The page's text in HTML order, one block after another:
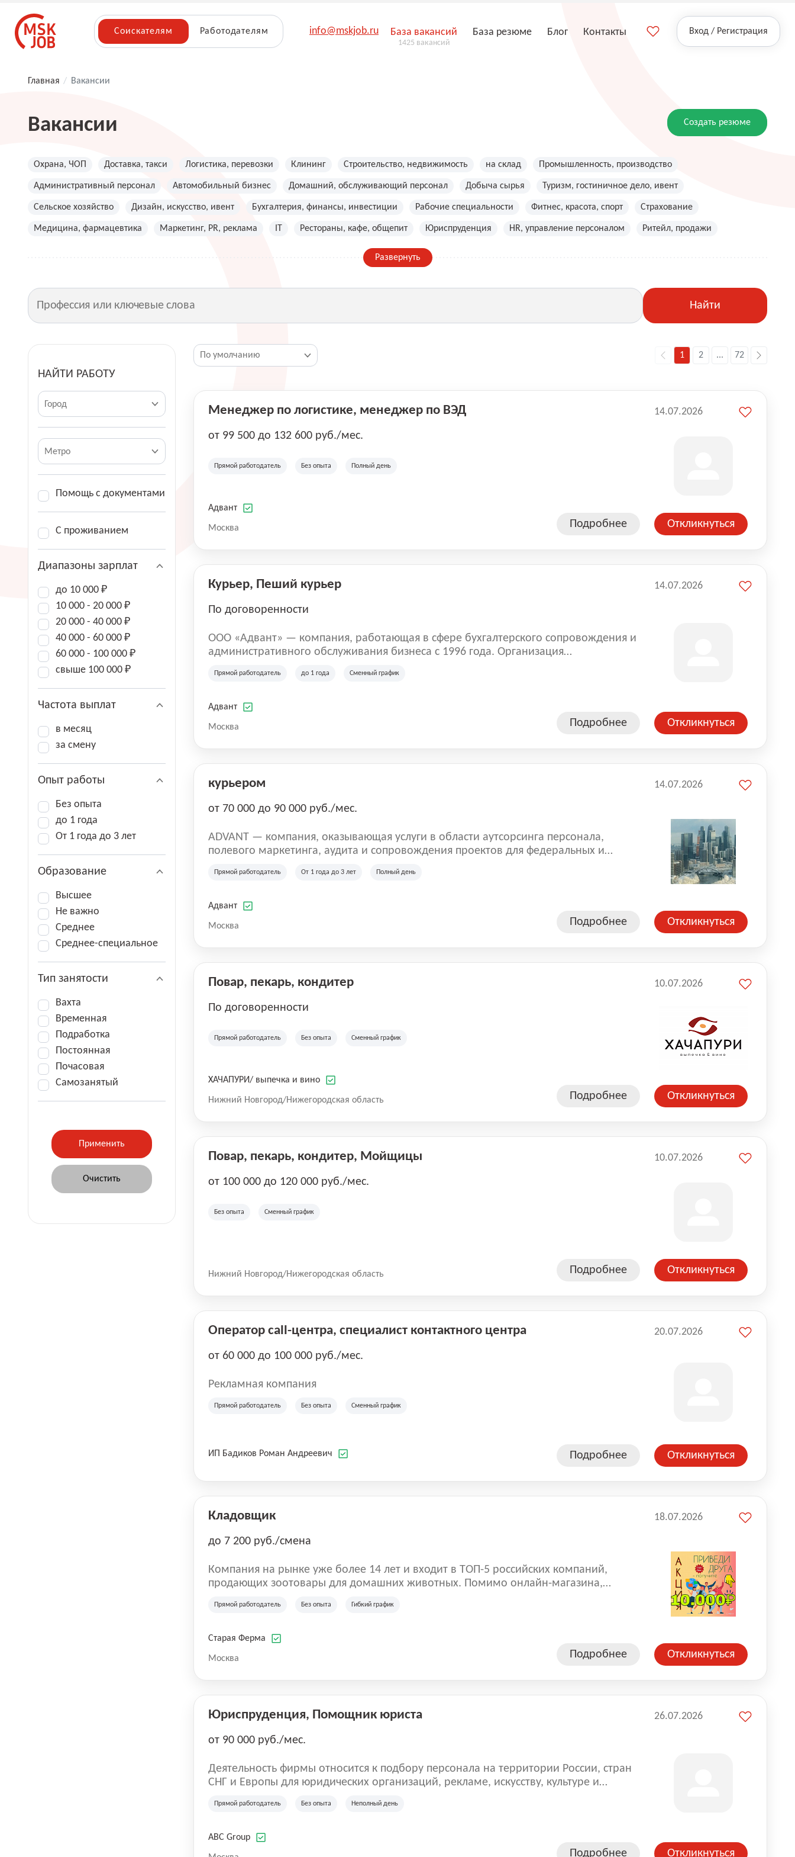
Соискателям Работодателям info@mskjob.ru База вакансий
1425 вакансий
База резюме Блог Контакты Вход / Регистрация
Главная / Вакансии
Вакансии Создать резюме
Охрана, ЧОП Доставка, такси Логистика, перевозки Клининг Строительство, недвижимость на склад Промышленность, производство
Административный персонал Автомобильный бизнес Домашний, обслуживающий персонал Добыча сырья Туризм, гостиничное дело, ивент
Сельское хозяйство Дизайн, искусство, ивент Бухгалтерия, финансы, инвестиции Рабочие специальности Фитнес, красота, спорт Страхование
Медицина, фармацевтика Маркетинг, PR, реклама Рестораны, кафе, общепит Юриспруденция HR, управление персоналом Ритейл, продажи
Развернуть
Найти
НАЙТИ РАБОТУ
Город
Метро
Помощь с документами
С проживанием
Диапазоны зарплат
до 10 000 ₽
10 000 - 20 000 ₽
20 000 - 40 000 ₽
40 000 - 60 000 ₽
60 000 - 100 000 ₽
свыше 100 000 ₽
Частота выплат
в месяц
за смену
Опыт работы
Без опыта
до 1 года
От 1 года до 3 лет
Образование
Высшее
Не важно
Среднее
Среднее-специальное
Тип занятости
Вахта
Временная
Подработка
Постоянная
Почасовая
Самозанятый
1 2 ... 72
Менеджер по логистике, менеджер по ВЭД
от 99 500 до 132 600 руб./мес.
Прямой работодатель Без опыта Полный день
Адвант
Москва Подробнее
14.07.2026
Откликнуться
Курьер, Пеший курьер
По договоренности
ООО «Адвант» — компания, работающая в сфере бухгалтерского сопровождения и
административного обслуживания бизнеса с 1996 года. Организация
юридических лиц и коммерческих организаций.
Прямой работодатель до 1 года Сменный график
Адвант
Москва Подробнее
14.07.2026
Откликнуться
курьером
от 70 000 до 90 000 руб./мес.
ADVANT — компания, оказывающая услуги в области аутсорсинга персонала,
полевого маркетинга, аудита и сопровождения проектов для федеральных и
на территории России, Казахстана и Беларуси, сотрудничая с компаниями из
Прямой работодатель От 1 года до 3 лет Полный день
Адвант
Москва Подробнее
14.07.2026
Откликнуться
Повар, пекарь, кондитер
По договоренности
Прямой работодатель Без опыта Сменный график
ХАЧАПУРИ/ выпечка и вино
Нижний Новгород/Нижегородская область Подробнее
10.07.2026
Откликнуться
Повар, пекарь, кондитер, Мойщицы
от 100 000 до 120 000 руб./мес.
Без опыта Сменный график
Нижний Новгород/Нижегородская область Подробнее
10.07.2026
Откликнуться
Оператор call-центра, специалист контактного центра
от 60 000 до 100 000 руб./мес.
Рекламная компания
Прямой работодатель Без опыта Сменный график
ИП Бадиков Роман Андреевич Подробнее
20.07.2026
Откликнуться
Кладовщик
до 7 200 руб./смена
Компания на рынке уже более 14 лет и входит в ТОП-5 российских компаний,
продающих зоотовары для домашних животных. Помимо онлайн-магазина,
крупнейших маркетплейсах России (Wildberries, Ozon, Яндекс. Маркет и
товаров по всей территории России и за ее пределами. У компании более 18 000
SKU, премиальные бренды кормов и собственные СТМ.
Прямой работодатель Без опыта Гибкий график
Старая Ферма
Москва Подробнее
18.07.2026
Откликнуться
Юриспруденция, Помощник юриста
от 90 000 руб./мес.
Деятельность фирмы относится к подбору персонала на территории России, стран
СНГ и Европы для юридических организаций, рекламе, искусству, культуре и
Прямой работодатель Без опыта Неполный день
ABC Group
Подробнее
26.07.2026
Откликнуться